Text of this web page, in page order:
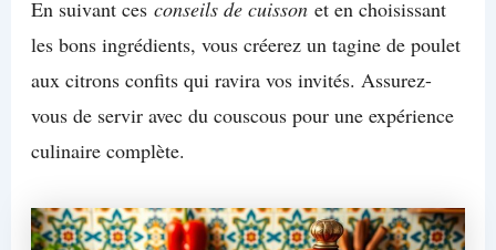
En suivant ces conseils de cuissonet en choisissant
les bons ingrédients, vous créerez un tagine de poulet
aux citrons confits qui ravira vos invités. Assurez-
vous de servir avec du couscous pour une expérience
culinaire complète.